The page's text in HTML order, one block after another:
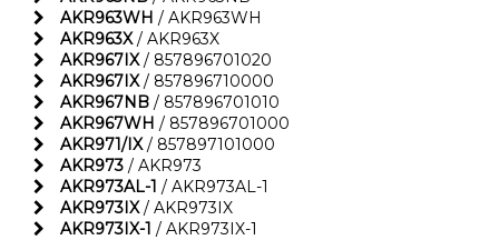
AKR963WH / AKR963WH
AKR963X/ AKR963X
AKR967IX/ 857896701020
AKR967IX/ 857896710000
AKR967NB / 857896701010
AKR967WH / 857896701000
AKR971/IX/ 857897101000
AKR973 / AKR973
AKR973AL-1 / AKR973AL-1
AKR973IX/ AKR973IX
AKR973IX-1 / AKR973IX-1